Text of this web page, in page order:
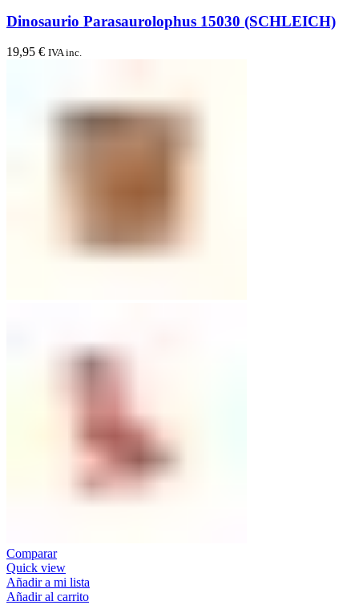
Dinosaurio Parasaurolophus 15030 (SCHLEICH)
19,95 € IVA inc.
Comparar
Quick view
Añadir a mi lista
Añadir al carrito